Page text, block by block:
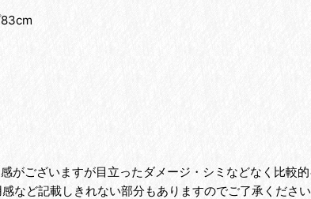
ざいますが目立ったダメージ・シミなどなく比較的
など記載しきれない部分もありますのでご了承ください